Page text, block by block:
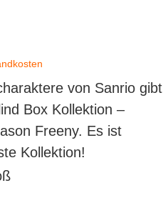
von Sanrio gibt
Box Kollektion –
Freeny. Es ist
Kollektion!